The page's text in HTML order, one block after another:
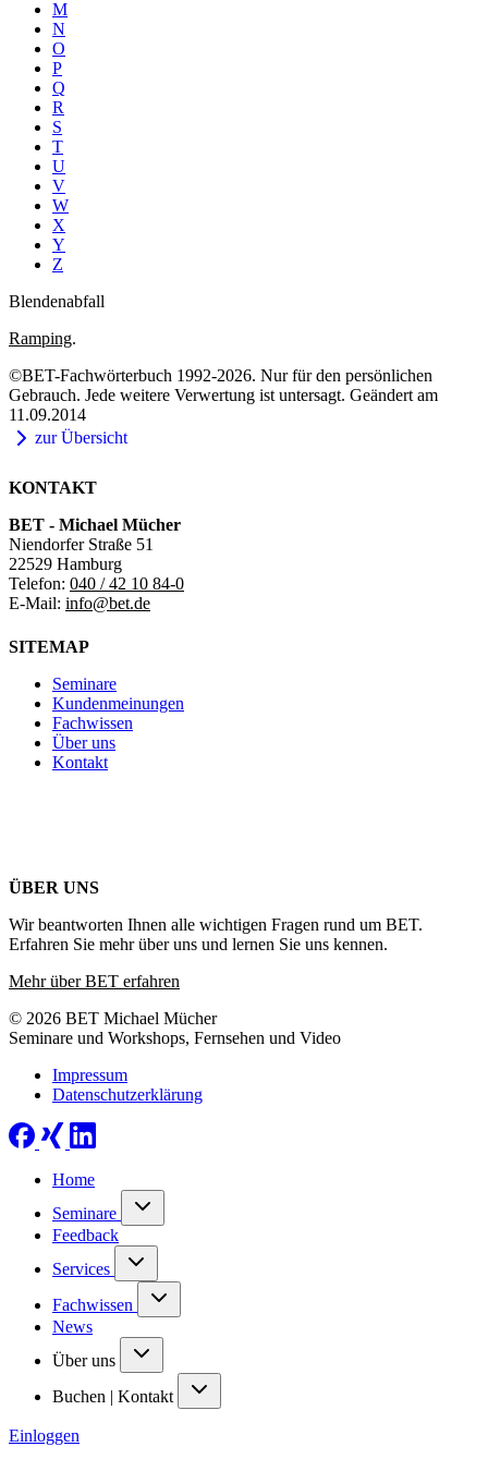
M
N
O
P
Q
R
S
T
U
V
W
X
Y
Z
Blendenabfall
Ramping.
©BET-Fachwörterbuch 1992-2026. Nur für den persönlichen
Gebrauch. Jede weitere Verwertung ist untersagt. Geändert am
11.09.2014
zur Übersicht
KONTAKT
BET - Michael Mücher
Niendorfer Straße 51
22529 Hamburg
Telefon: 040 / 42 10 84-0
E-Mail: info@bet.de
SITEMAP
Seminare
Kundenmeinungen
Fachwissen
Über uns
Kontakt
ÜBER UNS
Wir beantworten Ihnen alle wichtigen Fragen rund um BET.
Erfahren Sie mehr über uns und lernen Sie uns kennen.
Mehr über BET erfahren
© 2026 BET Michael Mücher
Seminare und Workshops, Fernsehen und Video
Impressum
Datenschutzerklärung
Home
Seminare
Feedback
Services
Fachwissen
News
Über uns
Buchen | Kontakt
Einloggen